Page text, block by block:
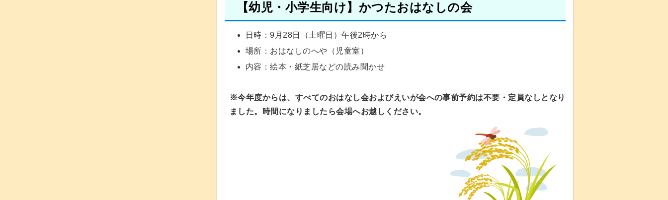
【幼児・小学生向け】かつたおはなしの会
日時：9月28日（土曜日）午後2時から
場所：おはなしのへや（児童室）
内容：絵本・紙芝居などの読み聞かせ
※今年度からは、すべてのおはなし会およびえいが会への事前予約は不要・定員なしとなり
ました。時間になりましたら会場へお越しください。